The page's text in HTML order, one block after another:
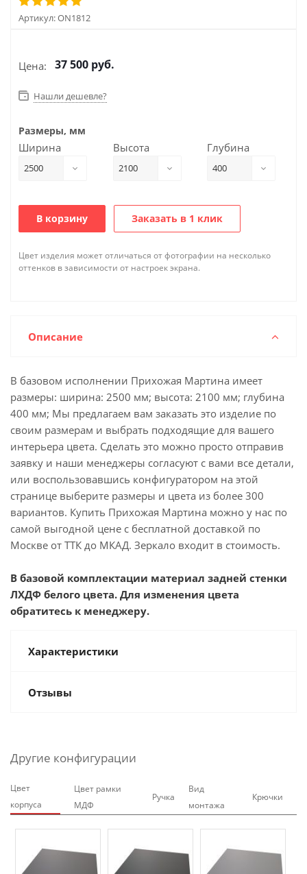
Артикул:ON1812
Цена: 37 500 руб.
Нашли дешевле?
Размеры, мм
Ширина
2500
Высота
2100
Глубина
400
В корзину Заказать в 1 клик
Цвет изделия может отличаться от фотографии на несколько
оттенков в зависимости от настроек экрана.
Описание
В базовом исполнении Прихожая Мартина имеет
размеры: ширина: 2500 мм; высота: 2100 мм; глубина
400 мм; Мы предлагаем вам заказать это изделие по
своим размерам и выбрать подходящие для вашего
интерьера цвета. Сделать это можно просто отправив
заявку и наши менеджеры согласуют с вами все детали,
или воспользовавшись конфигуратором на этой
странице выберите размеры и цвета из более 300
вариантов. Купить Прихожая Мартина можно у нас по
самой выгодной цене с бесплатной доставкой по
Москве от ТТК до МКАД. Зеркало входит в стоимость.
В базовой комплектации материал задней стенки
ЛХДФ белого цвета. Для изменения цвета
обратитесь к менеджеру.
Характеристики
Отзывы
Другие конфигурации
Цвет
корпуса
Цвет рамки
МДФ
Ручка
Вид
монтажа
Крючки